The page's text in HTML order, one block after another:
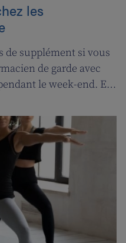
les
de supplément si vous
de garde avec
le week-end. En
de garde.